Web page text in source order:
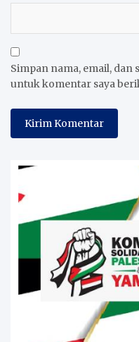
Simpan nama, email, dan
untuk komentar saya